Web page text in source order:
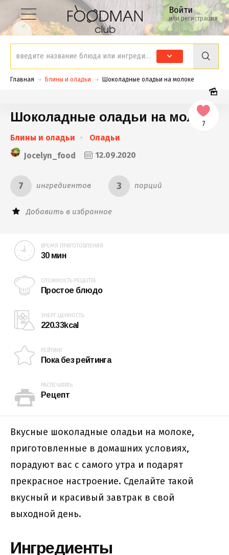
Войти
или регистрация
Главная Блины и оладьи Шоколадные оладьи на молоке
Шоколадные оладьи на молоке
Блины и оладьи
Оладьи
Jocelyn_food
12.09.2020
7 ингредиентов 3 порций
Добавить в избранное
7
ВРЕМЯ ПРИГОТОВЛЕНИЯ
30 мин
СЛОЖНОСТЬ РЕЦЕПТА
Простое блюдо
ЭНЕРГ.ЦЕННОСТЬ
220.33kcal
РЕЙТИНГ
Пока без рейтинга
РАСПЕЧАТАТЬ
Рецепт
Вкусные шоколадные оладьи на молоке,
приготовленные в домашних условиях,
порадуют вас с самого утра и подарят
прекрасное настроение. Сделайте такой
вкусный и красивый завтрак в свой
выходной день.
Ингредиенты